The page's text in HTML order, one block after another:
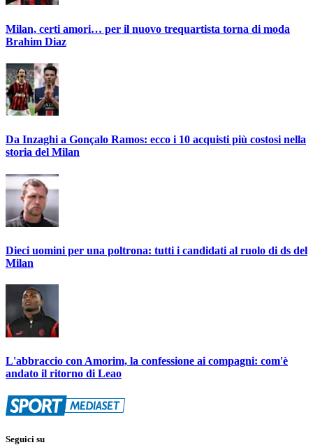
Milan, certi amori… per il nuovo trequartista torna di moda
Brahim Diaz
Da Inzaghi a Gonçalo Ramos: ecco i 10 acquisti più costosi nella
storia del Milan
Dieci uomini per una poltrona: tutti i candidati al ruolo di ds del
Milan
L'abbraccio con Amorim, la confessione ai compagni: com'è
andato il ritorno di Leao
Seguici su